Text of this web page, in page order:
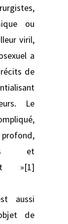
ou
viril,
a
de
Le
et
»[1]
aussi
de